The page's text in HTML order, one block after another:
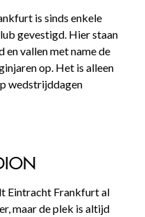
is sinds enkele
gevestigd. Hier staan
vallen met name de
op. Het is alleen
wedstrijddagen
Eintracht Frankfurt al
maar de plek is altijd